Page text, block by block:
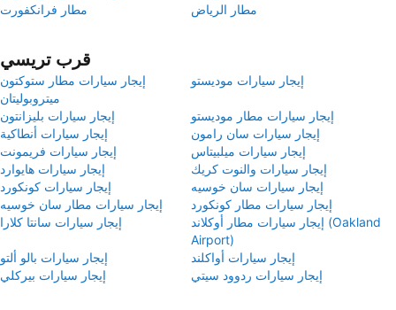
مطار فرانكفورت
مطار الرياض
قرب تريسي
إيجار سيارات مطار ستوكتون
ميتروبوليتان
إيجار سيارات موديستو
إيجار سيارات بليزانتون
إيجار سيارات مطار موديستو
إيجار سيارات أنطاكية
إيجار سيارات سان رامون
إيجار سيارات فريمونت
إيجار سيارات ميلبيتاس
إيجار سيارات هايوارد
إيجار سيارات والنوت كريك
إيجار سيارات كونكورد
إيجار سيارات سان خوسيه
إيجار سيارات مطار سان خوسيه
إيجار سيارات مطار كونكورد
إيجار سيارات سانتا كلارا
إيجار سيارات مطار أوكلاند (Oakland
Airport)
إيجار سيارات بالو ألتو
إيجار سيارات أواكلند
إيجار سيارات بيركلي
إيجار سيارات ردوود سيتي